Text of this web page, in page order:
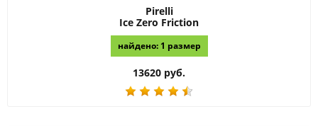
Pirelli
Ice Zero Friction
найдено: 1 размер
13620 руб.